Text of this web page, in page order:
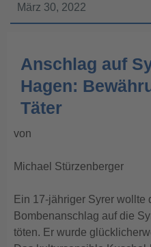
März 30, 2022
Anschlag auf
Hagen:
Täter
von
Michael Stürzenberger
Ein 17-jähriger Syrer wollte
Bombenanschlag auf die
töten. Er wurde